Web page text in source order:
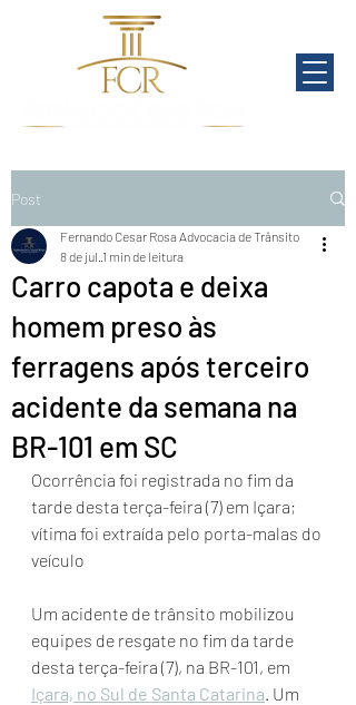
Post
Carro capota e deixa
homem preso às
ferragens após terceiro
acidente da semana na
BR-101 em SC
Fernando Cesar Rosa Advocacia de Trânsito
8 de jul. 1 min de leitura
Ocorrência foi registrada no fim da
tarde desta terça-feira (7) em Içara;
vítima foi extraída pelo porta-malas do
veículo
Um acidente de trânsito mobilizou
equipes de resgate no fim da tarde
desta terça-feira (7), na BR-101, em
Içara, no Sul de Santa Catarina. Um